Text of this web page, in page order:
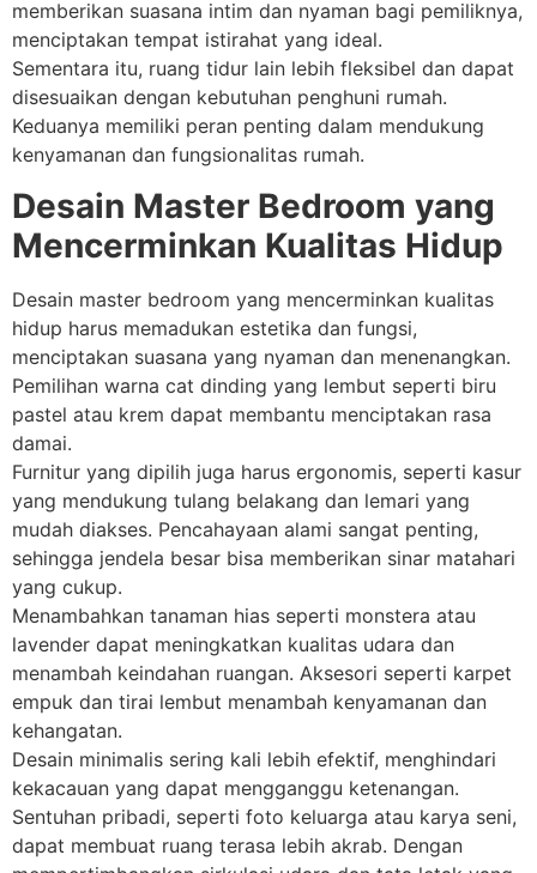
memberikan suasana intim dan nyaman bagi pemiliknya,
menciptakan tempat istirahat yang ideal.
Sementara itu, ruang tidur lain lebih fleksibel dan dapat
disesuaikan dengan kebutuhan penghuni rumah.
Keduanya memiliki peran penting dalam mendukung
kenyamanan dan fungsionalitas rumah.
Desain Master Bedroom yang
Mencerminkan Kualitas Hidup
Desain master bedroom yang mencerminkan kualitas
hidup harus memadukan estetika dan fungsi,
menciptakan suasana yang nyaman dan menenangkan.
Pemilihan warna cat dinding yang lembut seperti biru
pastel atau krem dapat membantu menciptakan rasa
damai.
Furnitur yang dipilih juga harus ergonomis, seperti kasur
yang mendukung tulang belakang dan lemari yang
mudah diakses. Pencahayaan alami sangat penting,
sehingga jendela besar bisa memberikan sinar matahari
yang cukup.
Menambahkan tanaman hias seperti monstera atau
lavender dapat meningkatkan kualitas udara dan
menambah keindahan ruangan. Aksesori seperti karpet
empuk dan tirai lembut menambah kenyamanan dan
kehangatan.
Desain minimalis sering kali lebih efektif, menghindari
kekacauan yang dapat mengganggu ketenangan.
Sentuhan pribadi, seperti foto keluarga atau karya seni,
dapat membuat ruang terasa lebih akrab. Dengan